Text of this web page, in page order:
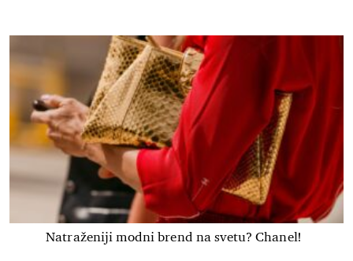
Natraženiji modni brend na svetu? Chanel!